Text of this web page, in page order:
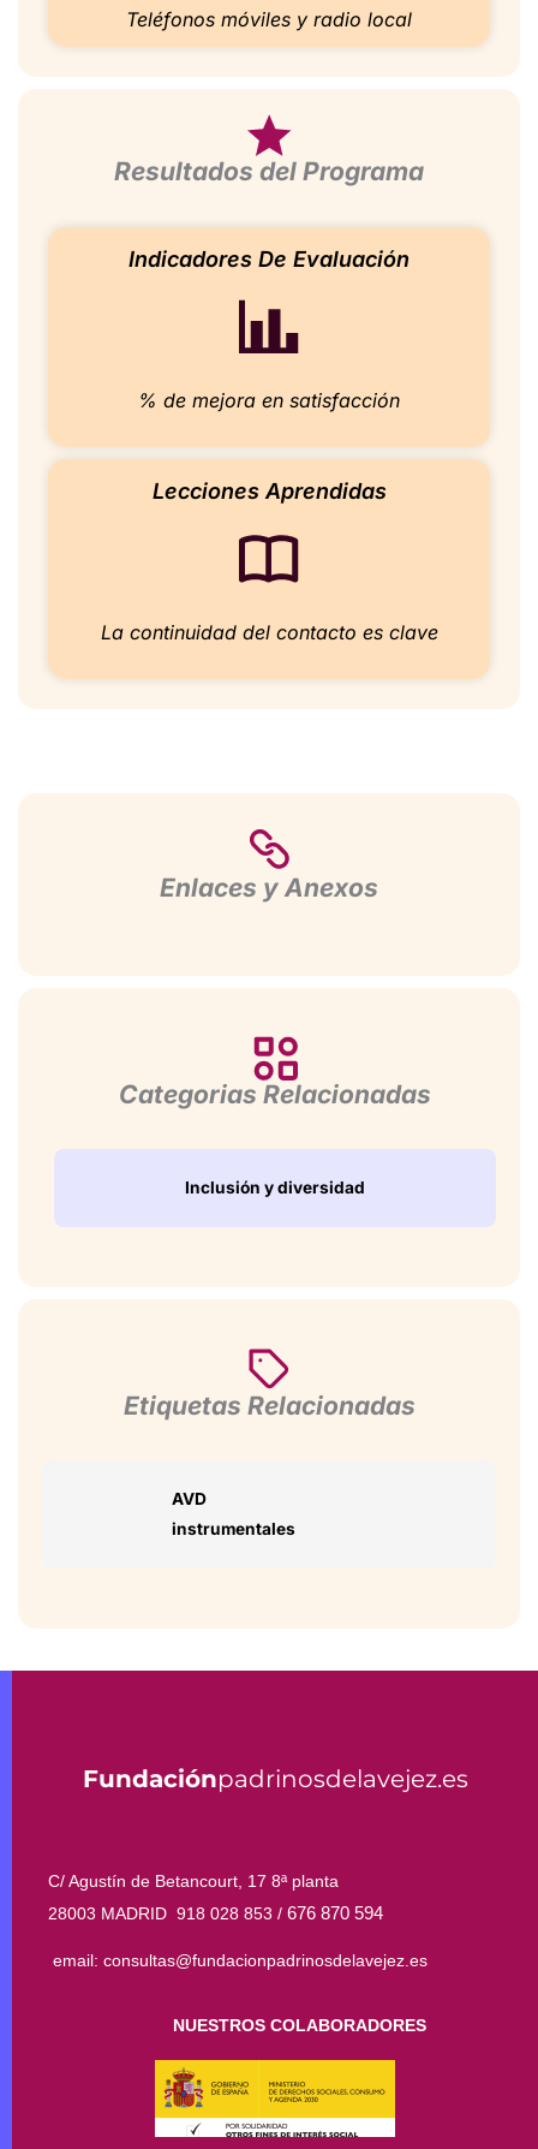
Teléfonos móviles y radio local
Resultados del Programa
Indicadores De Evaluación
% de mejora en satisfacción
Lecciones Aprendidas
La continuidad del contacto es clave
Enlaces y Anexos
Categorias Relacionadas
Inclusión y diversidad
Etiquetas Relacionadas
AVD
instrumentales
Fundaciónpadrinosdelavejez.es
C/ Agustín de Betancourt, 17 8ª planta
28003 MADRID 918 028 853 / 676 870 594
email: consultas@fundacionpadrinosdelavejez.es
NUESTROS COLABORADORES